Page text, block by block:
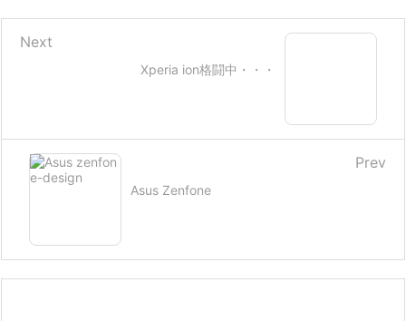
Xperia ion格闘中・・・
Next
Asus Zenfone
Prev